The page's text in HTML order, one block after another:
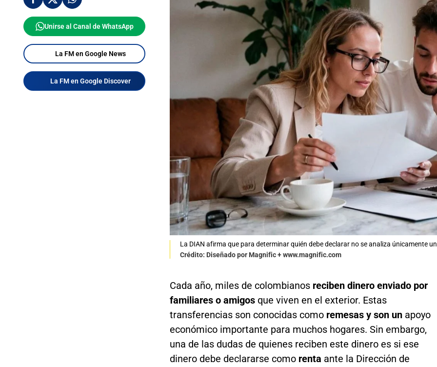
Unirse al Canal de WhatsApp
La FM en Google News
La FM en Google Discover
La DIAN afirma que para determinar quién debe declarar no se analiza únicamente
Crédito: Diseñado por Magnific + www.magnific.com
Cada año, miles de colombianosreciben dinero enviado por
familiares o amigosque viven en el exterior. Estas
transferencias son conocidas comoremesas y son unapoyo
económico importante para muchos hogares. Sin embargo,
una de las dudas de quienes reciben este dinero es si ese
dinero debe declararse comorenta ante la Dirección de